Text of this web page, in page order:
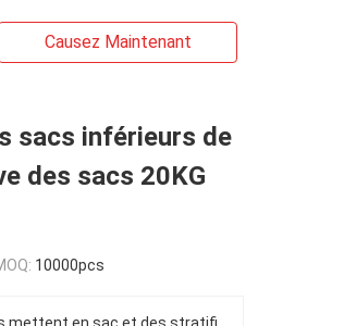
Causez Maintenant
sacs inférieurs de
des sacs 20KG
10000pcs